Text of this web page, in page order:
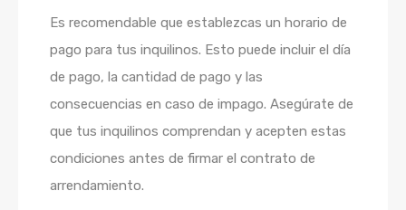
Es recomendable que establezcas un horario de
pago para tus inquilinos. Esto puede incluir el día
de pago, la cantidad de pago y las
consecuencias en caso de impago. Asegúrate de
que tus inquilinos comprendan y acepten estas
condiciones antes de firmar el contrato de
arrendamiento.